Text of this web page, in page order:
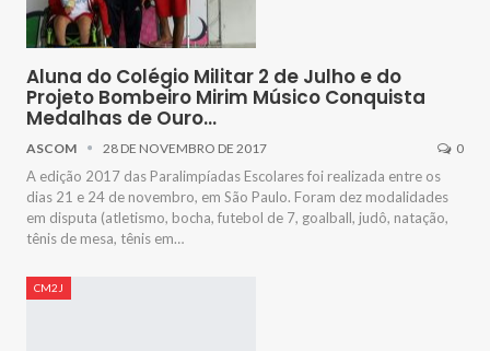
Aluna do Colégio Militar 2 de Julho e do
Projeto Bombeiro Mirim Músico Conquista
Medalhas de Ouro…
ASCOM 28 DE NOVEMBRO DE 2017 0
A edição 2017 das Paralimpíadas Escolares foi realizada entre os
dias 21 e 24 de novembro, em São Paulo. Foram dez modalidades
em disputa (atletismo, bocha, futebol de 7, goalball, judô, natação,
tênis de mesa, tênis em…
CM2J